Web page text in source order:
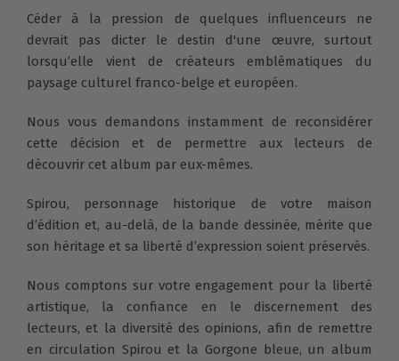
Céder à la pression de quelques influenceurs ne
devrait pas dicter le destin d'une œuvre, surtout
lorsqu’elle vient de créateurs emblématiques du
paysage culturel franco-belge et européen.
Nous vous demandons instamment de reconsidérer
cette décision et de permettre aux lecteurs de
découvrir cet album par eux-mêmes.
Spirou, personnage historique de votre maison
d’édition et, au-delà, de la bande dessinée, mérite que
son héritage et sa liberté d’expression soient préservés.
Nous comptons sur votre engagement pour la liberté
artistique, la confiance en le discernement des
lecteurs, et la diversité des opinions, afin de remettre
en circulation Spirou et la Gorgone bleue, un album